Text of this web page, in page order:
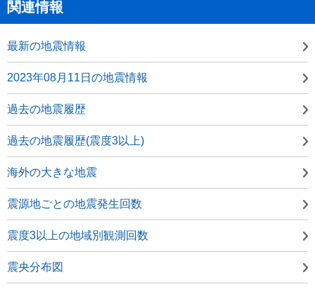
関連情報
最新の地震情報
2023年08月11日の地震情報
過去の地震履歴
過去の地震履歴(震度3以上)
海外の大きな地震
震源地ごとの地震発生回数
震度3以上の地域別観測回数
震央分布図